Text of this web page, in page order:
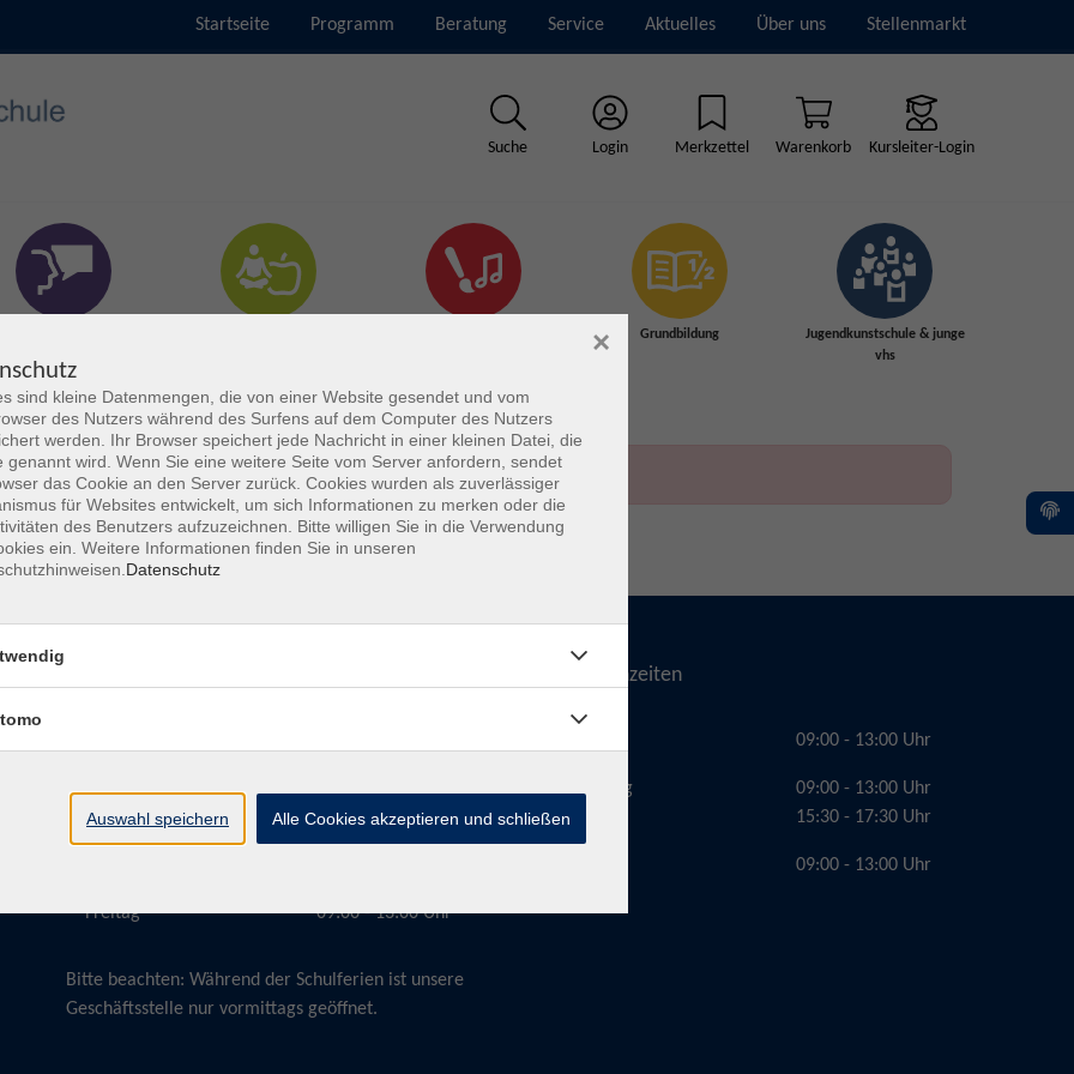
Startseite Programm Beratung Service Aktuelles Über uns Stellenmarkt
Suche Login Merkzettel Warenkorb Kursleiter-Login
Grundbildung
Jugendkunstschule & junge
vhs
Dienstag
Freitag
15:30 - 17:30 Uhr
09:00 - 13:00 Uhr
Bitte beachten: Während der Schulferien ist unsere
Geschäftsstelle nur vormittags geöffnet.
Telefonzeiten
Dienstag
09:00 - 13:00 Uhr
09:00 - 13:00 Uhr
15:30 - 17:30 Uhr
09:00 - 13:00 Uhr
sind kleine Datenmengen, die von einer Website gesendet und vom
des Nutzers während des Surfens auf dem Computer des Nutzers
werden. Ihr Browser speichert jede Nachricht in einer kleinen Datei, die
genannt wird. Wenn Sie eine weitere Seite vom Server anfordern, sendet
das Cookie an den Server zurück. Cookies wurden als zuverlässiger
für Websites entwickelt, um sich Informationen zu merken oder die
des Benutzers aufzuzeichnen. Bitte willigen Sie in die Verwendung
ein. Weitere Informationen finden Sie in unseren
Datenschutz
×
Auswahl speichern Alle Cookies akzeptieren und schließen